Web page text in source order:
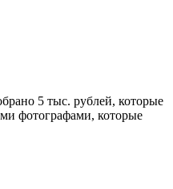
5 тыс. рублей, которые
фотографами, которые